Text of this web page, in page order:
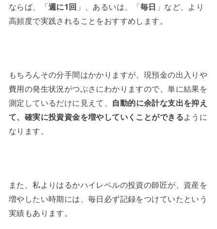
ならば、「週に1回 」、あるいは、「毎日 」など、より
高頻度で実践されることをおすすめします。
もちろんその分手間はかかりますが、現預金の出入りや
費用の発生状況がつぶさにわかりますので、単に結果を
測定しているだけに見えて、 自動的に余計な支出を抑え
て、確実に投資資金を増やしていくことができるように
なります。
また、私よりはるかハイレベルの投資の師匠が、資産を
増やしたい時期には、毎日必ず記録をつけていたという
実績もあります。